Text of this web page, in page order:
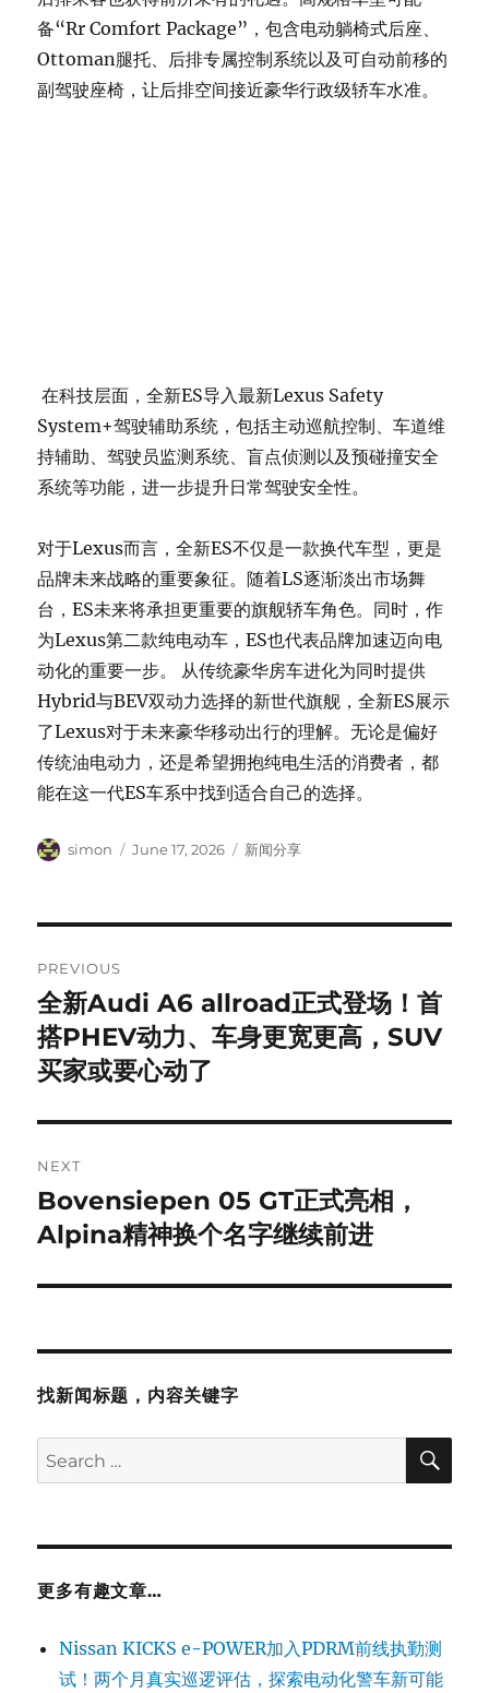
备“Rr Comfort Package”，包含电动躺椅式后座、
Ottoman腿托、后排专属控制系统以及可自动前移的
副驾驶座椅，让后排空间接近豪华行政级轿车水准。
在科技层面，全新ES导入最新Lexus Safety
System+驾驶辅助系统，包括主动巡航控制、车道维
持辅助、驾驶员监测系统、盲点侦测以及预碰撞安全
系统等功能，进一步提升日常驾驶安全性。
对于Lexus而言，全新ES不仅是一款换代车型，更是
品牌未来战略的重要象征。随着LS逐渐淡出市场舞
台，ES未来将承担更重要的旗舰轿车角色。同时，作
为Lexus第二款纯电动车，ES也代表品牌加速迈向电
动化的重要一步。
从传统豪华房车进化为同时提供
Hybrid与BEV双动力选择的新世代旗舰，全新ES展示
了Lexus对于未来豪华移动出行的理解。无论是偏好
传统油电动力，还是希望拥抱纯电生活的消费者，都
能在这一代ES车系中找到适合自己的选择。
Author
simon
Posted
June 17, 2026 Categories
新闻分享
navigation
PREVIOUS
Previous
post:
全新Audi A6 allroad正式登场！首
搭PHEV动力、车身更宽更高，SUV
买家或要心动了
NEXT
Next
post:
Bovensiepen 05 GT正式亮相，
Alpina精神换个名字继续前进
找新闻标题，内容关键字
Search
for:
更多有趣文章…
Nissan KICKS e-POWER加入PDRM前线执勤测
试！两个月真实巡逻评估，探索电动化警车新可能